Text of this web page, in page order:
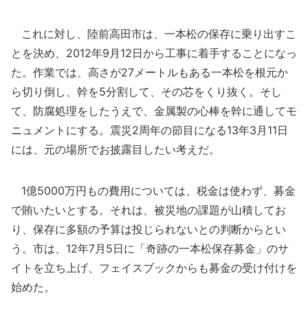
これに対し、陸前高田市は、一本松の保存に乗り出すこ
とを決め、2012年9月12日から工事に着手することになっ
た。作業では、高さが27メートルもある一本松を根元か
ら切り倒し、幹を5分割して、その芯をくり抜く。そし
て、防腐処理をしたうえで、金属製の心棒を幹に通してモ
ニュメントにする。震災2周年の節目になる13年3月11日
には、元の場所でお披露目したい考えだ。
1億5000万円もの費用については、税金は使わず、募金
で賄いたいとする。それは、被災地の課題が山積してお
り、保存に多額の予算は投じられないとの判断からとい
う。市は、12年7月5日に「奇跡の一本松保存募金」のサ
イトを立ち上げ、フェイスブックからも募金の受け付けを
始めた。